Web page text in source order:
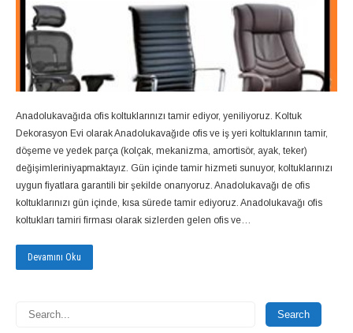
Anadolukavağıda ofis koltuklarınızı tamir ediyor, yeniliyoruz. Koltuk
Dekorasyon Evi olarak Anadolukavağıde ofis ve iş yeri koltuklarının tamir,
döşeme ve yedek parça (kolçak, mekanizma, amortisör, ayak, teker)
değişimleriniyapmaktayız. Gün içinde tamir hizmeti sunuyor, koltuklarınızı
uygun fiyatlara garantili bir şekilde onarıyoruz. Anadolukavağı de ofis
koltuklarınızı gün içinde, kısa sürede tamir ediyoruz. Anadolukavağı ofis
koltukları tamiri firması olarak sizlerden gelen ofis ve…
Devamını Oku